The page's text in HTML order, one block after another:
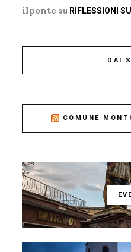
ilponte su RIFLESSIONI
DAI
COMUNE